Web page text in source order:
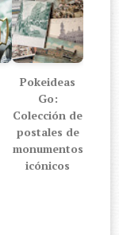
Pokeideas
Go:
Colección de
postales de
monumentos
icónicos